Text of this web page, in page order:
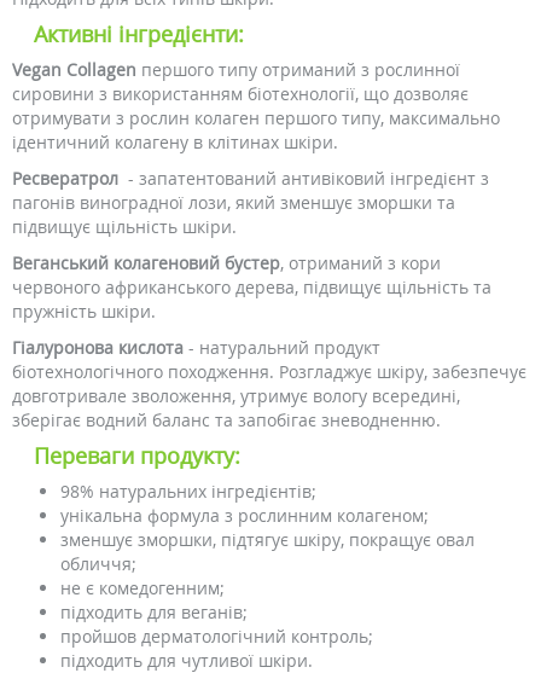
Активні інгредієнти:
Vegan Collagen першого типу отриманий з рослинної
сировини з використанням біотехнології, що дозволяє
отримувати з рослин колаген першого типу, максимально
ідентичний колагену в клітинах шкіри.
Ресвератрол - запатентований антивіковий інгредієнт з
пагонів виноградної лози, який зменшує зморшки та
підвищує щільність шкіри.
Веганський колагеновий бустер, отриманий з кори
червоного африканського дерева, підвищує щільність та
пружність шкіри.
Гіалуронова кислота - натуральний продукт
біотехнологічного походження. Розгладжує шкіру, забезпечує
довготривале зволоження, утримує вологу всередині,
зберігає водний баланс та запобігає зневодненню.
Переваги продукту:
98% натуральних інгредієнтів;
унікальна формула з рослинним колагеном;
зменшує зморшки, підтягує шкіру, покращує овал
обличчя;
не є комедогенним;
підходить для веганів;
пройшов дерматологічний контроль;
підходить для чутливої шкіри.